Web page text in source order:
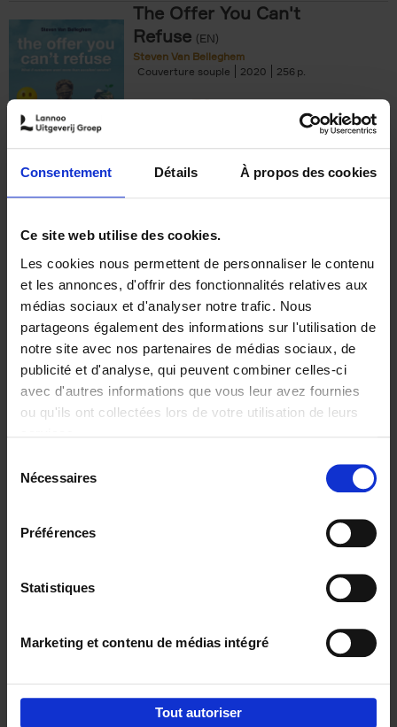
Consentement Détails À propos des cookies
Ce site web utilise des cookies.
Les cookies nous permettent de personnaliser le contenu
et les annonces, d'offrir des fonctionnalités relatives aux
médias sociaux et d'analyser notre trafic. Nous
partageons également des informations sur l'utilisation de
notre site avec nos partenaires de médias sociaux, de
publicité et d'analyse, qui peuvent combiner celles-ci
avec d'autres informations que vous leur avez fournies
ou qu'ils ont collectées lors de votre utilisation de leurs
Nécessaires
Préférences
Statistiques
Marketing et contenu de médias intégré
Tout autoriser
The Offer You Can't
Refuse (EN)
Steven Van Belleghem
Couverture souple
2020 256
€37,50
Building Bonds = Building
Business
Jochen Roef Jozefien De Feyter
Carolien Boom
Couverture souple
2025 200
€29,99
Digital marketing like a PRO -
completely revised edition (EN)